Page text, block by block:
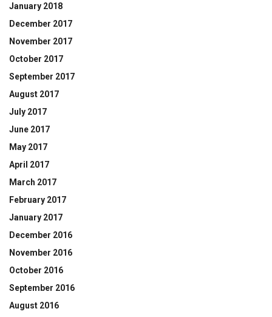
January 2018
December 2017
November 2017
October 2017
September 2017
August 2017
July 2017
June 2017
May 2017
April 2017
March 2017
February 2017
January 2017
December 2016
November 2016
October 2016
September 2016
August 2016